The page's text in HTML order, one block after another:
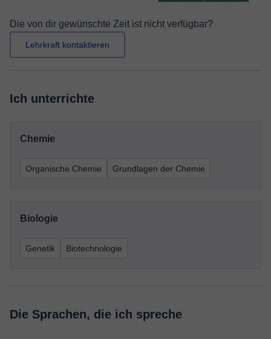
Die von dir gewünschte Zeit ist nicht verfügbar?
Lehrkraft kontaktieren
Ich unterrichte
Chemie
Organische Chemie Grundlagen der Chemie
Biologie
Genetik Biotechnologie
Die Sprachen, die ich spreche